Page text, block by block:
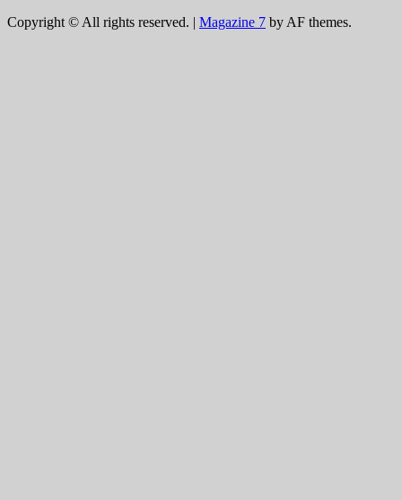
Copyright © All rights reserved. | Magazine 7 by AF themes.